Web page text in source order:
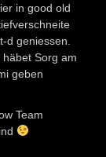
in good old
d geniessen.
Sorg am
geben
Team